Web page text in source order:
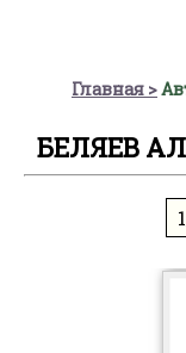
Главная
БЕЛЯЕВ